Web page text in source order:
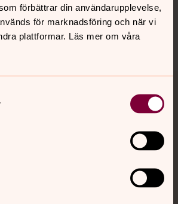
förbättrar din användarupplevelse,
för marknadsföring och när vi
plattformar. Läs mer om våra
och nätter.